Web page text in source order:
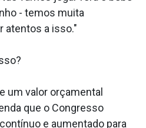
- temos muita
atentos a isso."
um valor orçamental
que o Congresso
e aumentado para